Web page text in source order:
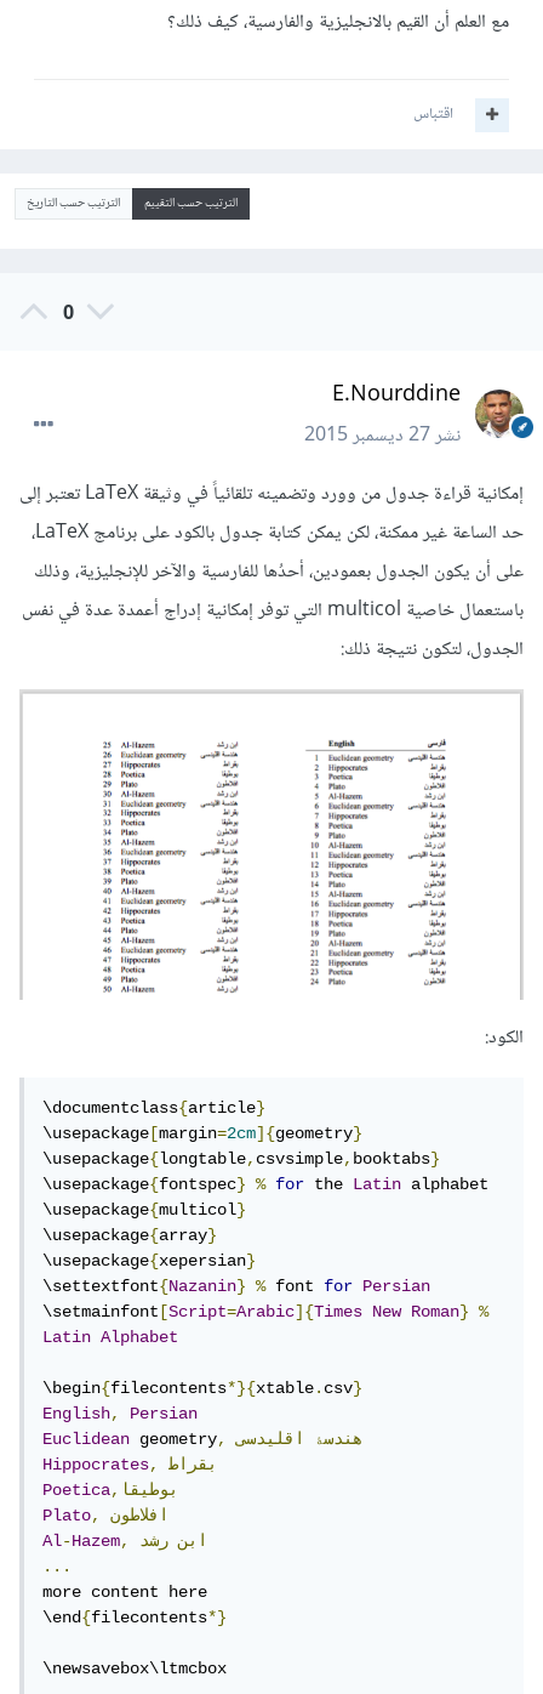
مع العلم أن القيم بالانجليزية والفارسية، كيف ذلك؟
اقتباس
الترتيب حسب التقييم الترتيب حسب التاريخ
0
E.Nourddine
نشر27 ديسمبر 2015
إمكانية قراءة جدول من وورد وتضمينه تلقائياً في وثيقة LaTeX تعتبر إلى
حد الساعة غير ممكنة، لكن يمكن كتابة جدول بالكود على برنامج LaTeX،
على أن يكون الجدول بعمودين، أحدُها للفارسية والآخر للإنجليزية، وذلك
باستعمال خاصية multicol التي توفر إمكانية إدراج أعمدة عدة في نفس
الجدول، لتكون نتيجة ذلك:
الكود:
\documentclass{article}
\usepackage [margin=2cm]{geometry}
\usepackage{longtable,csvsimple,booktabs}
\usepackage{fontspec} % for the Latin alphabet
\usepackage{multicol}
\usepackage{array}
\usepackage{xepersian}
\settextfont{Nazanin} % font for
Persian
\setmainfont [Script=Arabic]{Times New Roman}
%
Latin
Alphabet
\begin{filecontents*}{xtable.csv}
English,
Persian
Euclidean geometry, هندسۀ
اقلیدسی
Hippocrates,
بقراط
Poetica ,بوطیقا
Plato,
افلاطون
Al-Hazem, ابن
رشد
...
more content here
\end{filecontents*}
\newsavebox\ltmcbox